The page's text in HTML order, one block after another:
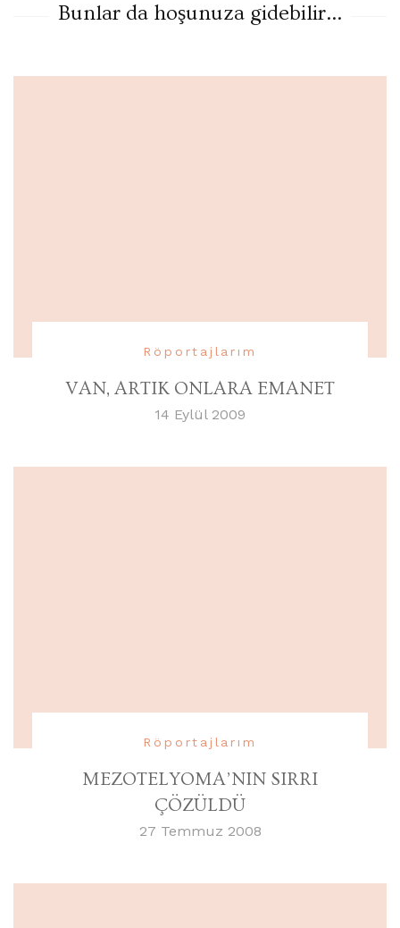
Bunlar da hoşunuza gidebilir...
Röportajlarım
VAN, ARTIK ONLARA EMANET
14 Eylül 2009
Röportajlarım
MEZOTELYOMA’NIN SIRRI
ÇÖZÜLDÜ
27 Temmuz 2008